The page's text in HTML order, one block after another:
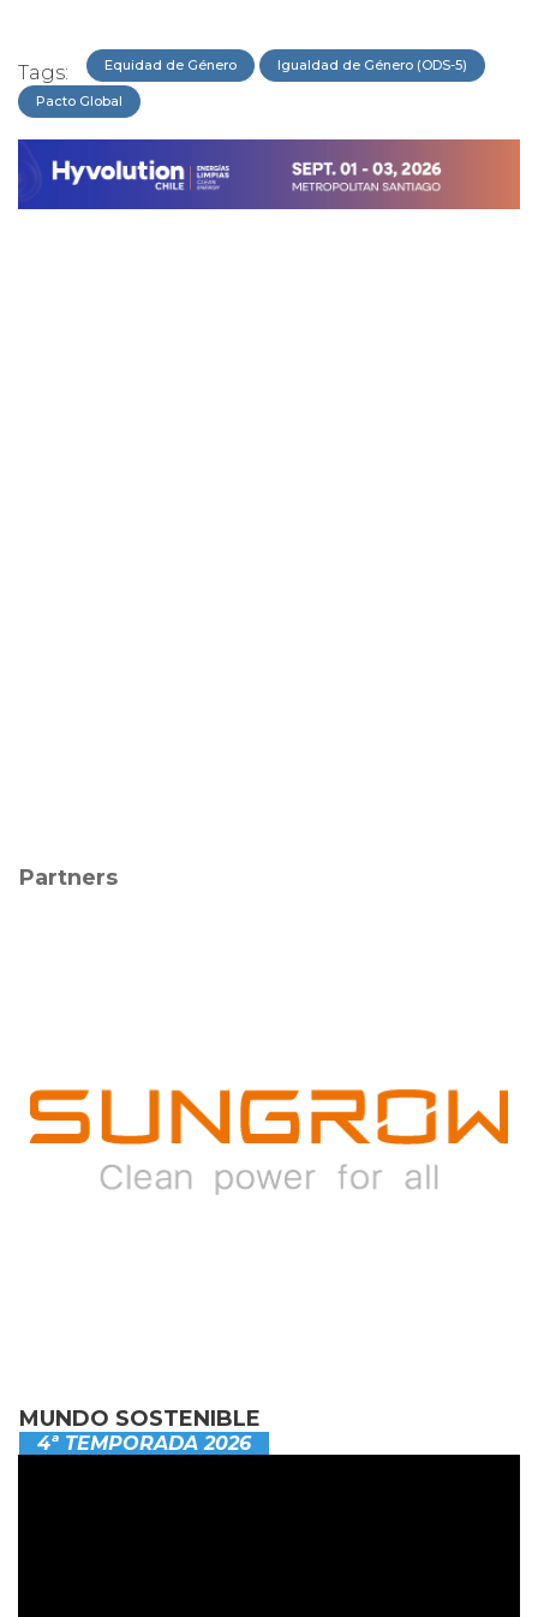
Tags: Equidad de Género Igualdad de Género (ODS-5)
Pacto Global
Partners
MUNDO SOSTENIBLE
4ª TEMPORADA 2026